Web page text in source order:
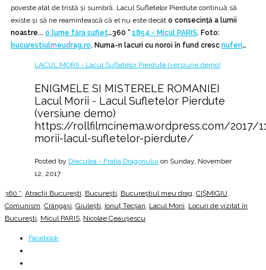
poveste atât de tristă și sumbră, Lacul Sufletelor Pierdute continuă să
existe și să ne reamintească că el nu este decât o consecință a lumii
noastre... o lume fără suflet…360 ° 1854 - Micul PARIS. Foto:
bucurestiulmeudrag.ro. Numa-n lacuri cu noroi în fund cresc nuferi…
LACUL MORII - Lacul Sufletelor Pierdute (versiune demo)
ENIGMELE SI MISTERELE ROMANIEI
Lacul Morii - Lacul Sufletelor Pierdute
(versiune demo)
https://rollfilmcinema.wordpress.com/2017/
morii-lacul-sufletelor-pierdute/
Posted by Draculea - Fratia Dragonului on Sunday, November
12, 2017
360 ° Atracții București București Bucureștiul meu drag CIȘMIGIU
Comunism Crângași Giulești Ionuț Tecșan Lacul Morii Locuri de vizitat în
București Micul PARIS Nicolae Ceaușescu
Facebook